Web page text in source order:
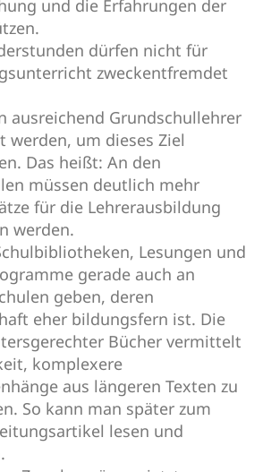
und die Erfahrungen der
dürfen nicht für
zweckentfremdet
ausreichend Grundschullehrer
werden, um dieses Ziel
Das heißt: An den
müssen deutlich mehr
für die Lehrerausbildung
werden.
Lesungen und
gerade auch an
geben, deren
eher bildungsfern ist. Die
Bücher vermittelt
komplexere
aus längeren Texten zu
So kann man später zum
lesen und